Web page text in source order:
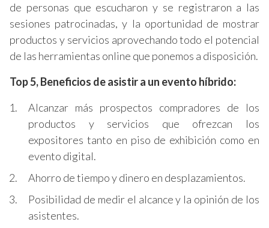
de personas que escucharon y se registraron a las
sesiones patrocinadas, y la oportunidad de mostrar
productos y servicios aprovechando todo el potencial
de las herramientas online que ponemos a disposición.
Top 5, Beneficios de asistir a un evento híbrido:
Alcanzar más prospectos compradores de los
productos y servicios que ofrezcan los
expositores tanto en piso de exhibición como en
evento digital.
Ahorro de tiempo y dinero en desplazamientos.
Posibilidad de medir el alcance y la opinión de los
asistentes.